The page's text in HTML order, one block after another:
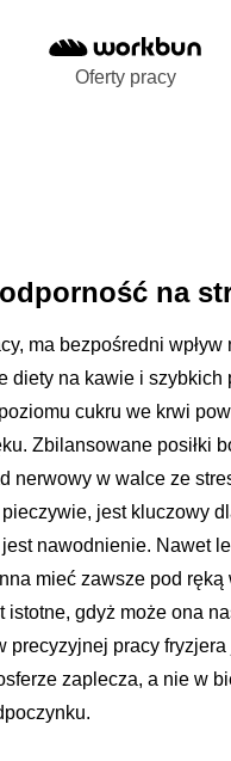
Oferty pracy
na
ma bezpośredni
diety na kawie i
cukru we krwi
Zbilansowane posiłki
nerwowy w walce ze
jest kluczowy
nawodnienie. Nawet
mieć zawsze pod ręką
gdyż może ona
precyzyjnej pracy
zaplecza, a nie w